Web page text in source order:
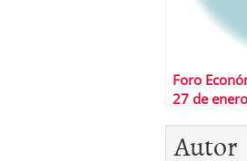
Foro
27 de enero
Autor